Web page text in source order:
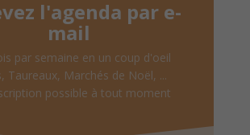
l'agenda par e-
mail
par semaine en un coup d'oeil
Taureaux, Marchés de Noël, ...
possible à tout moment